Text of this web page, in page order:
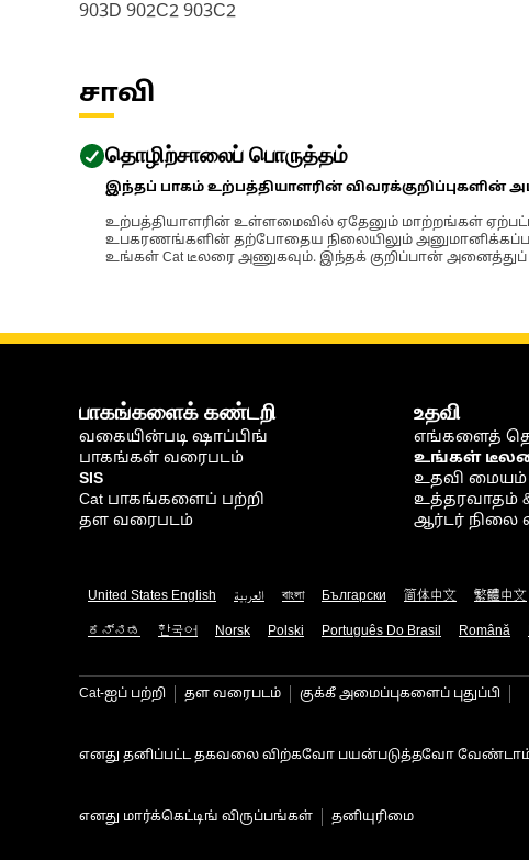
903D 902C2 903C2
சாவி
தொழிற்சாலைப் பொருத்தம்
இந்தப் பாகம் உற்பத்தியாளரின்
உற்பத்தியாளரின் உள்ளமைவில் ஏதேனும் மாற்றங்கள்
உபகரணங்களின் தற்போதைய நிலையிலும்
உங்கள் Cat டீலரை அணுகவும். இந்தக் குறிப்பான் அனைத்துப்
பாகங்களைக் கண்டறி
வகையின்படி ஷாப்பிங்
பாகங்கள் வரைபடம்
SIS
Cat பாகங்களைப் பற்றி
தள வரைபடம்
உதவி
எங்களைத்
உங்கள்
உதவி மையம்
உத்தரவாதம்
ஆர்டர் நிலை
United States English العربية বাংলা Български 简体中文 繁體中文
ಕನ್ನಡ 한국어 Norsk Polski Português Do Brasil Română
Cat-ஐப் பற்றி தள வரைபடம் குக்கீ அமைப்புகளைப் புதுப்பி
எனது தனிப்பட்ட தகவலை விற்கவோ பயன்படுத்தவோ
எனது மார்க்கெட்டிங் விருப்பங்கள் தனியுரிமை